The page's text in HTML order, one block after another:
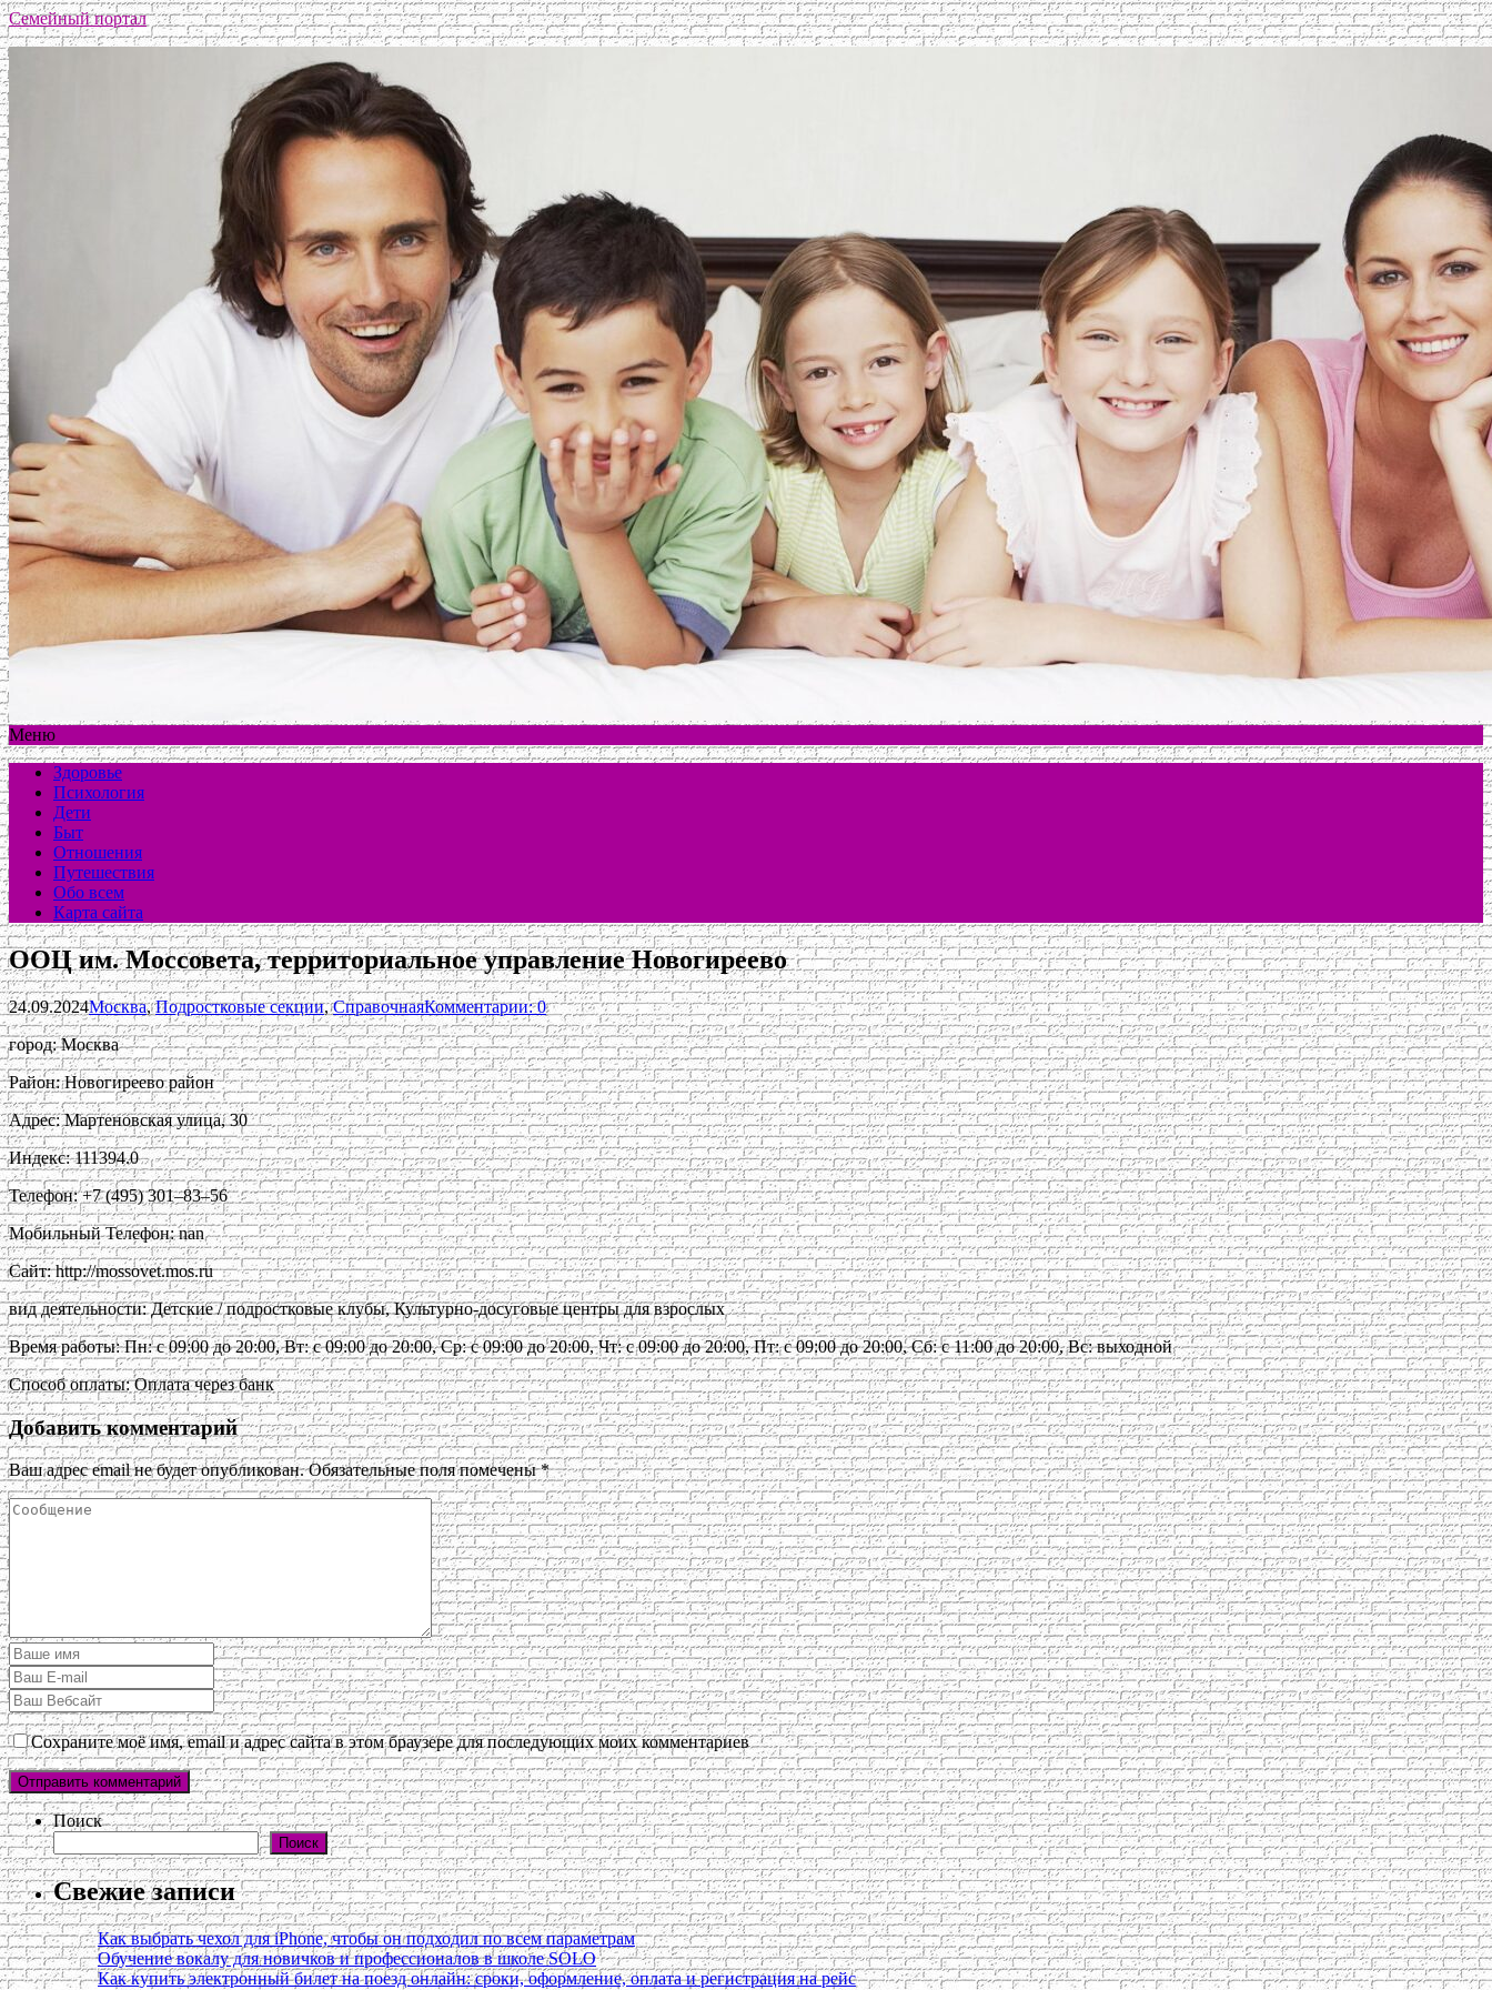
Семейный портал
Меню
Здоровье
Психология
Дети
Быт
Отношения
Путешествия
Обо всем
Карта сайта
ООЦ им. Моссовета, территориальное управление Новогиреево
24.09.2024Москва,Подростковые секции,СправочнаяКомментарии: 0
город: Москва
Район: Новогиреево район
Адрес: Мартеновская улица, 30
Индекс: 111394.0
Телефон: +7 (495) 301‒83‒56
Мобильный Телефон: nan
Сайт: http://mossovet.mos.ru
вид деятельности: Детские / подростковые клубы, Культурно-досуговые центры для взрослых
Время работы: Пн: с 09:00 до 20:00, Вт: с 09:00 до 20:00, Ср: с 09:00 до 20:00, Чт: с 09:00 до 20:00, Пт: с 09:00 до 20:00, Сб: с 11:00 до 20:00, Вс: выходной
Способ оплаты: Оплата через банк
Добавить комментарий
Ваш адрес email не будет опубликован. Обязательные поля помечены*
Сохраните моё имя, email и адрес сайта в этом браузере для последующих моих комментариев
Поиск
Поиск
Свежие записи
Как выбрать чехол для iPhone, чтобы он подходил по всем параметрам
Обучение вокалу для новичков и профессионалов в школе SOLO
Как купить электронный билет на поезд онлайн: сроки, оформление, оплата и регистрация на рейс